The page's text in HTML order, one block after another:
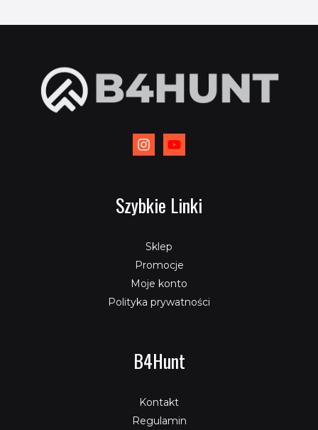
Szybkie Linki
Sklep
Promocje
Moje konto
Polityka prywatności
B4Hunt
Kontakt
Regulamin